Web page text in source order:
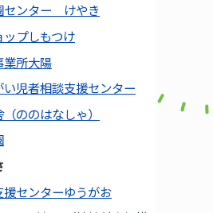
センター けやき
プしもつけ
業所大陽
児者相談支援センター
ののはなしゃ）
援センターゆうがお